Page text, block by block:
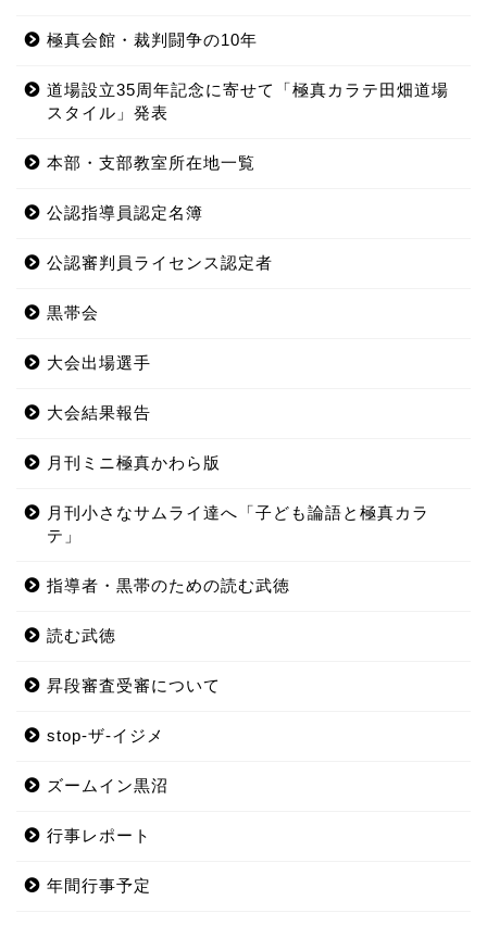
極真会館・裁判闘争の10年
道場設立35周年記念に寄せて「極真カラテ田畑道場
スタイル」発表
本部・支部教室所在地一覧
公認指導員認定名簿
公認審判員ライセンス認定者
黒帯会
大会出場選手
大会結果報告
月刊ミニ極真かわら版
月刊小さなサムライ達へ「子ども論語と極真カラ
テ」
指導者・黒帯のための読む武徳
読む武徳
昇段審査受審について
stop-ザ-イジメ
ズームイン黒沼
行事レポート
年間行事予定